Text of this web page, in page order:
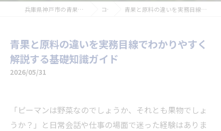
兵庫県神戸市の青果の求人なら石田青果株式会社 コラム 青果と原料の違いを実務目線でわかりやすく解説する基礎知識ガイド
青果と原料の違いを実務目線でわかりやすく
解説する基礎知識ガイド
2026/05/31
「ピーマンは野菜なのでしょうか、それとも果物でしょ
うか？」と日常会話や仕事の場面で迷った経験はありま